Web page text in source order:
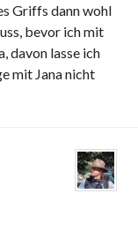
Griffs dann wohl
bevor ich mit
davon lasse ich
mit Jana nicht